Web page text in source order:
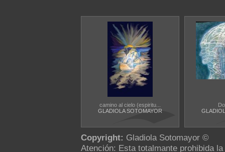
camino al cielo (espiritu...
GLADIOLA SOTOMAYOR
Copyright: Gladiola Sotomayor ©
Atención: Esta totalmante prohibida